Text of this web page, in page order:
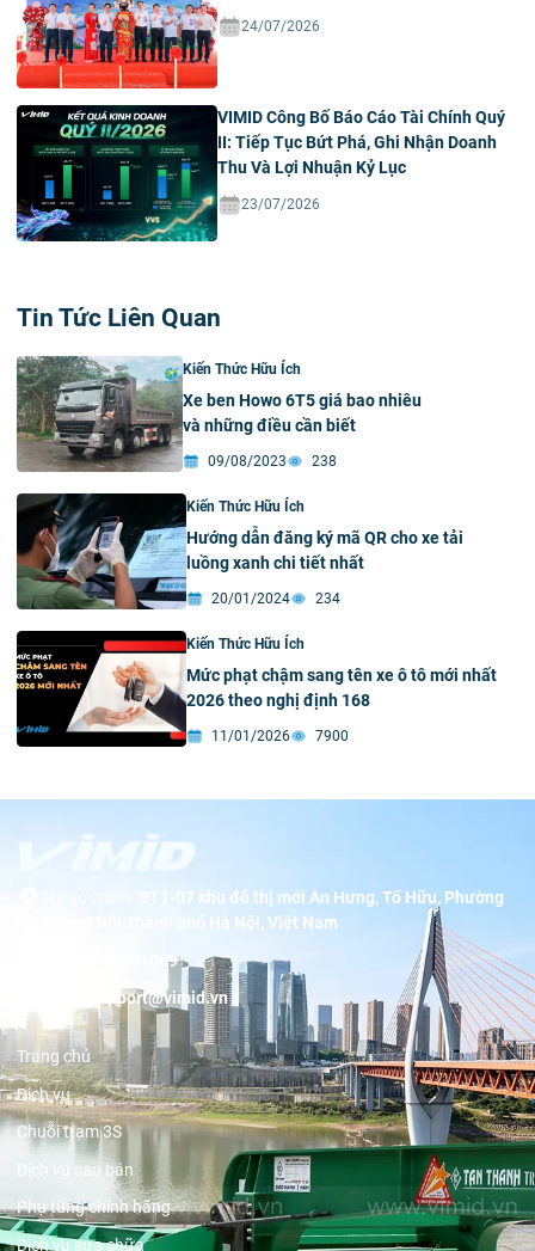
24/07/2026
VIMID Công Bố Báo Cáo Tài Chính Quý
II: Tiếp Tục Bứt Phá, Ghi Nhận Doanh
Thu Và Lợi Nhuận Kỷ Lục
23/07/2026
Tin Tức Liên Quan
Kiến Thức Hữu Ích
Xe ben Howo 6T5 giá bao nhiêu
và những điều cần biết
09/08/2023 238
Kiến Thức Hữu Ích
Hướng dẫn đăng ký mã QR cho xe tải
luồng xanh chi tiết nhất
20/01/2024 234
Kiến Thức Hữu Ích
Mức phạt chậm sang tên xe ô tô mới nhất
2026 theo nghị định 168
11/01/2026 7900
BT1-07 khu đô thị mới An Hưng, Tố Hữu, Phường
Dương Nội, thành phố Hà Nội, Việt Nam
19001089
support@vimid.vn
Trang chủ
Dịch vụ
Chuỗi trạm 3S
Dịch vụ sau bán
Phụ tùng chính hãng
Dịch vụ sửa chữa